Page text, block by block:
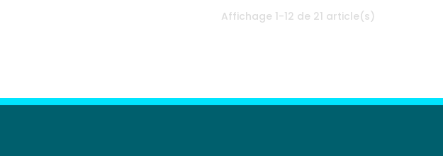
Affichage 1-12 de 21 article(s)